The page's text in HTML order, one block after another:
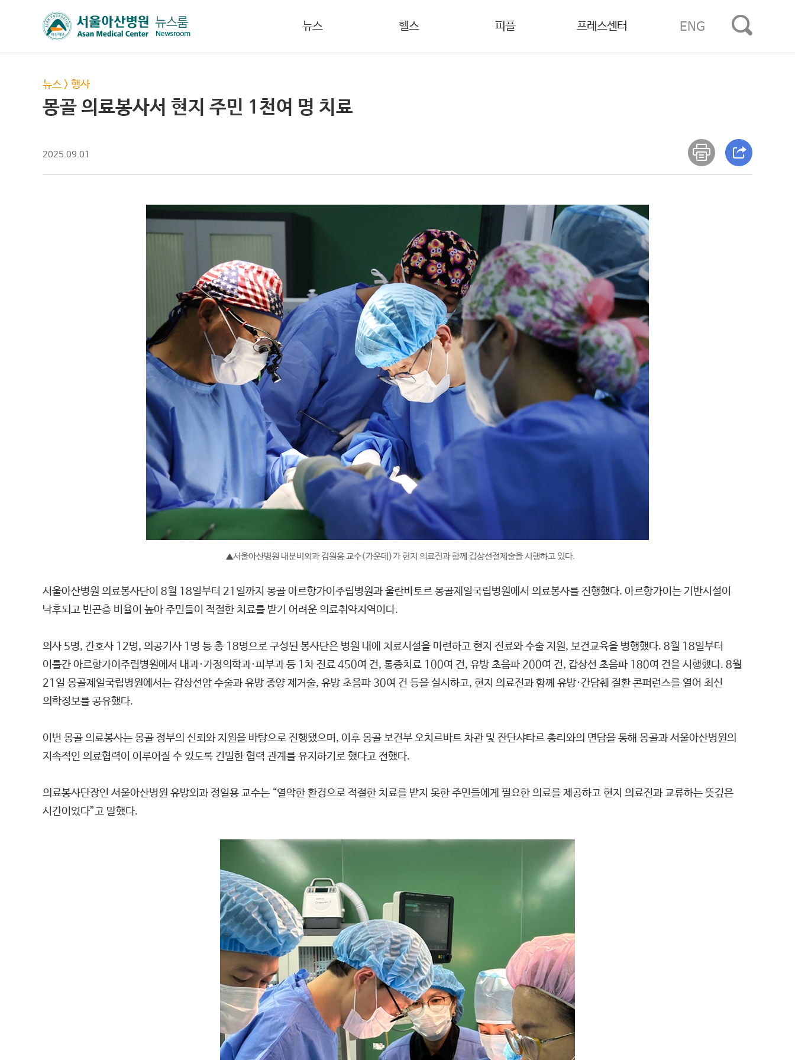
뉴스 헬스 피플 프레스센터 ENG
뉴스 > 행사
몽골 의료봉사서 현지 주민 1천여 명 치료
2025.09.01
▲서울아산병원 내분비외과 김원웅 교수(가운데)가 현지 의료진과 함께 갑상선절제술을 시행하고 있다.
서울아산병원 의료봉사단이 8월 18일부터 21일까지 몽골 아르항가이주립병원과 울란바토르 몽골제일국립병원에서 의료봉사를 진행했다. 아르항가이는 기반시설이
낙후되고 빈곤층 비율이 높아 주민들이 적절한 치료를 받기 어려운 의료취약지역이다.
의사 5명, 간호사 12명, 의공기사 1명 등 총 18명으로 구성된 봉사단은 병원 내에 치료시설을 마련하고 현지 진료와 수술 지원, 보건교육을 병행했다. 8월 18일부터
이틀간 아르항가이주립병원에서 내과·가정의학과·피부과 등 1차 진료 450여 건, 통증치료 100여 건, 유방 초음파 200여 건, 갑상선 초음파 180여 건을 시행했다. 8월
21일 몽골제일국립병원에서는 갑상선암 수술과 유방 종양 제거술, 유방 초음파 30여 건 등을 실시하고, 현지 의료진과 함께 유방·간담췌 질환 콘퍼런스를 열어 최신
의학정보를 공유했다.
이번 몽골 의료봉사는 몽골 정부의 신뢰와 지원을 바탕으로 진행됐으며, 이후 몽골 보건부 오치르바트 차관 및 잔단샤타르 총리와의 면담을 통해 몽골과 서울아산병원의
지속적인 의료협력이 이루어질 수 있도록 긴밀한 협력 관계를 유지하기로 했다고 전했다.
의료봉사단장인 서울아산병원 유방외과 정일용 교수는 “열악한 환경으로 적절한 치료를 받지 못한 주민들에게 필요한 의료를 제공하고 현지 의료진과 교류하는 뜻깊은
시간이었다”고 말했다.